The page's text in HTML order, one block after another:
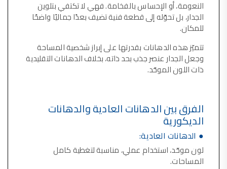
شقق للايجار في المقابلين, شقق للايجار في عمان خلدا,
شقق للايجار في عمان طبربور, شقق للايجار الاشرفية
فلل للبيع في عمان - طريق المطار
فيلا مع مسبح للبيع في الاردن
فيلا مع مسبح للبيع
اسماء صالونات تجميل في لبنان,
صالونات في عمان للسيدات,
النعومة، أو الإحساس بالفخامة. فهي لا تكتفي بتلوين
الجدار، بل تحوّله إلى قطعة فنية تضيف بعدًا جماليًا واضحًا
للمكان.
تتميّز هذه الدهانات بقدرتها على إبراز شخصية المساحة
وجعل الجدار عنصر جذب بحد ذاته، بخلاف الدهانات التقليدية
ذات اللون الموحّد.
الفرق بين الدهانات العادية والدهانات
الديكورية
● الدهانات العادية:
لون موحّد، استخدام عملي، مناسبة لتغطية كامل
المساحات.